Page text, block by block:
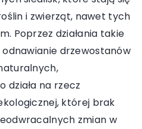
i zwierząt, nawet tych
Poprzez działania takie
drzewostanów
działa na rzecz
której brak
zmian w